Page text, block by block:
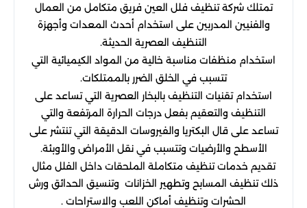
تمتلك شركة تنظيف فلل العين فريق متكامل من العمال
والفنيين المدربين على استخدام أحدث المعدات وأجهزة
التنظيف العصرية الحديثة.
استخدام منظفات مناسبة خالية من المواد الكيميائية التي
تتسبب في الخلق الضرر بالممتلكات.
استخدام تقنيات التنظيف بالبخار العصرية التي تساعد على
التنظيف والتعقيم بفعل درجات الحرارة المرتفعة والتي
تساعد على قال البكتريا والفيروسات الدقيقة التي تنتشر على
الأسطح والأرضيات وتتسبب في نقل الأمراض والأوبئة.
تقديم خدمات تنظيف متكاملة الملحقات داخل الفلل مثال
ذلك تنظيف المسابح وتطهير الخزانات وتنسيق الحدائق ورش
الحشرات وتنظيف أماكن اللعب والاستراحات .